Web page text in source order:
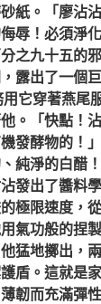
紙。「廖沾
辱！必須淨
之九十五的
露出了一個
它穿著燕尾
。「快點！
發酵物的！
純淨的白醋
發出了醬料
極限速度，
氣功般的捏
猛地擲出，
盾。這就是
韌而充滿彈